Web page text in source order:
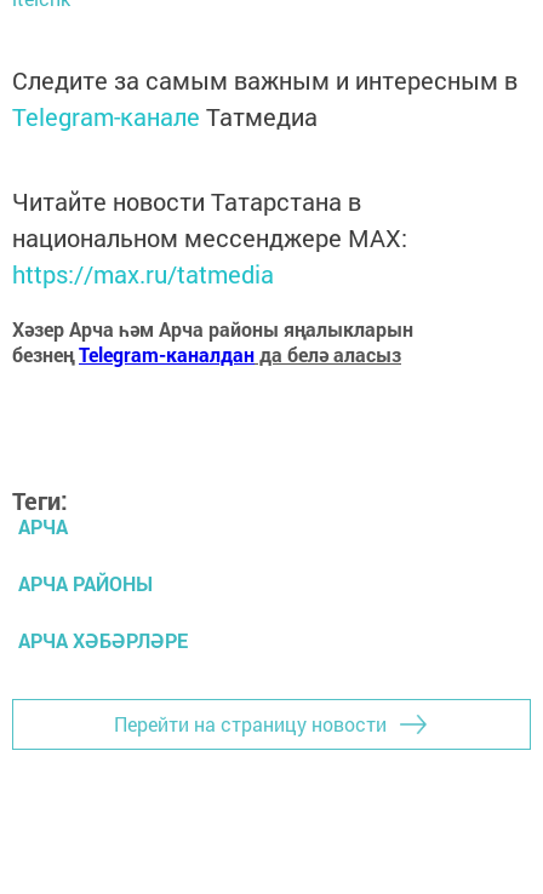
Следите за самым важным и интересным в
Telegram-канале Татмедиа
Читайте новости Татарстана в
национальном мессенджере MАХ:
https://max.ru/tatmedia
Хәзер Арча һәм Арча районы яңалыкларын
безнеңTelegram-каналданда белә аласыз
Теги:
АРЧА
АРЧА РАЙОНЫ
АРЧА ХӘБӘРЛӘРЕ
Перейти на страницу новости